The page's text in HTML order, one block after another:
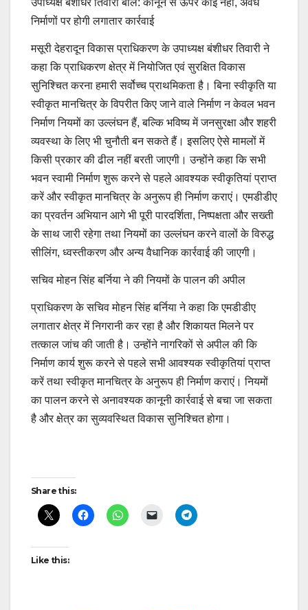
उपाध्यक्ष बंशीधर तिवारी बोले: कानून से ऊपर कोई नहीं, अवैध
निर्माणों पर होगी लगातार कार्रवाई
मसूरी देहरादून विकास प्राधिकरण के उपाध्यक्ष बंशीधर तिवारी ने
कहा कि प्राधिकरण क्षेत्र में नियोजित एवं सुरक्षित विकास
सुनिश्चित करना हमारी सर्वोच्च प्राथमिकता है। बिना स्वीकृति या
स्वीकृत मानचित्र के विपरीत किए जाने वाले निर्माण न केवल भवन
निर्माण नियमों का उल्लंघन हैं, बल्कि भविष्य में जनसुरक्षा और शहरी
व्यवस्था के लिए भी चुनौती बन सकते हैं। इसलिए ऐसे मामलों में
किसी प्रकार की ढील नहीं बरती जाएगी। उन्होंने कहा कि सभी
भवन स्वामी निर्माण शुरू करने से पहले आवश्यक स्वीकृतियां प्राप्त
करें और स्वीकृत मानचित्र के अनुरूप ही निर्माण कराएं। एमडीडीए
का प्रवर्तन अभियान आगे भी पूरी पारदर्शिता, निष्पक्षता और सख्ती
के साथ जारी रहेगा तथा नियमों का उल्लंघन करने वालों के विरुद्ध
सीलिंग, ध्वस्तीकरण और अन्य वैधानिक कार्रवाई की जाएगी।
सचिव मोहन सिंह बर्निया ने की नियमों के पालन की अपील
प्राधिकरण के सचिव मोहन सिंह बर्निया ने कहा कि एमडीडीए
लगातार क्षेत्र में निगरानी कर रहा है और शिकायत मिलने पर
तत्काल जांच की जाती है। उन्होंने नागरिकों से अपील की कि
निर्माण कार्य शुरू करने से पहले सभी आवश्यक स्वीकृतियां प्राप्त
करें तथा स्वीकृत मानचित्र के अनुरूप ही निर्माण कराएं। नियमों
का पालन करने से अनावश्यक कानूनी कार्रवाई से बचा जा सकता
है और क्षेत्र का सुव्यवस्थित विकास सुनिश्चित होगा।
Post
navigation
Share this:
Like this: